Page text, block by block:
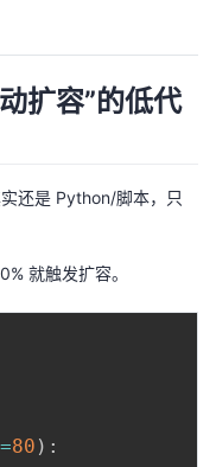
扩容”的低代
还是 Python/脚本，只
就触发扩容。
=80 ) :